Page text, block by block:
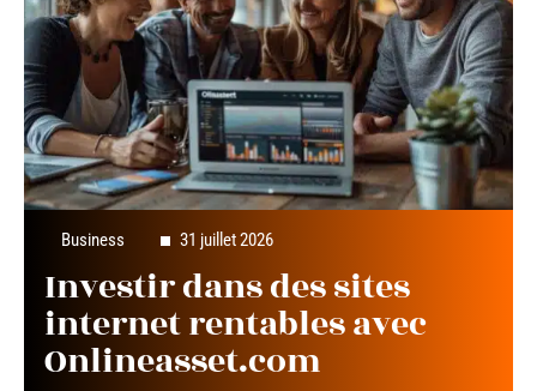
Business 31 juillet 2026
Investir dans des sites
internet rentables avec
Onlineasset.com